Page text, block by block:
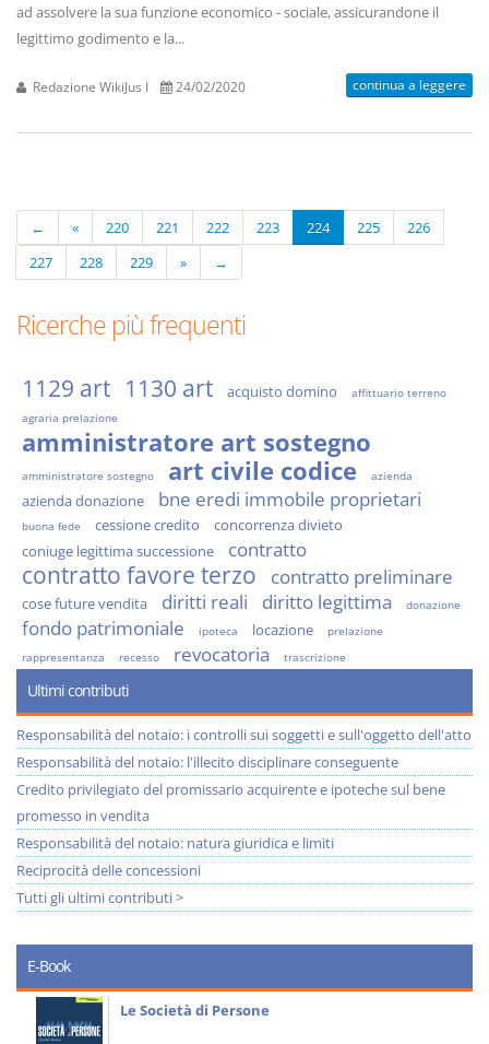
ad assolvere la sua funzione economico - sociale, assicurandone il
legittimo godimento e la...
Redazione WikiJus I 24/02/2020 continua a leggere
← « 220 221 222 223 224 225
226
227
228 229 » →
Ricerche più frequenti
1129 art 1130 art acquisto domino
affittuario terreno
agraria prelazione
amministratore art sostegno
amministratore sostegno art civile codice azienda
azienda donazione bne eredi immobile proprietari
buona fede cessione credito
concorrenza divieto
coniuge legittima successione
contratto
contratto favore terzo contratto preliminare
cose future vendita diritti reali diritto legittima donazione
fondo patrimoniale ipoteca locazione
prelazione
rappresentanza
recesso revocatoria trascrizione
Ultimi contributi
Responsabilità del notaio: i controlli sui soggetti e sull'oggetto dell'atto
Responsabilità del notaio: l'illecito disciplinare conseguente
Credito privilegiato del promissario acquirente e ipoteche sul bene
promesso in vendita
Responsabilità del notaio: natura giuridica e limiti
Reciprocità delle concessioni
Tutti gli ultimi contributi >
E-Book
Le Società di Persone